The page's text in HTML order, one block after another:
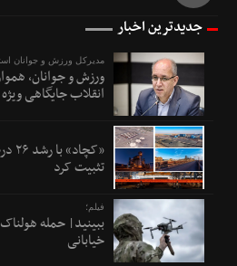
جدیدترین اخبار
مدیرکل ورزش و جوانان
ورزش و جوانان،
انقلاب جایگاهی
تثبیت کرد
فیلم؛
ببینید| حمله
خیابانی